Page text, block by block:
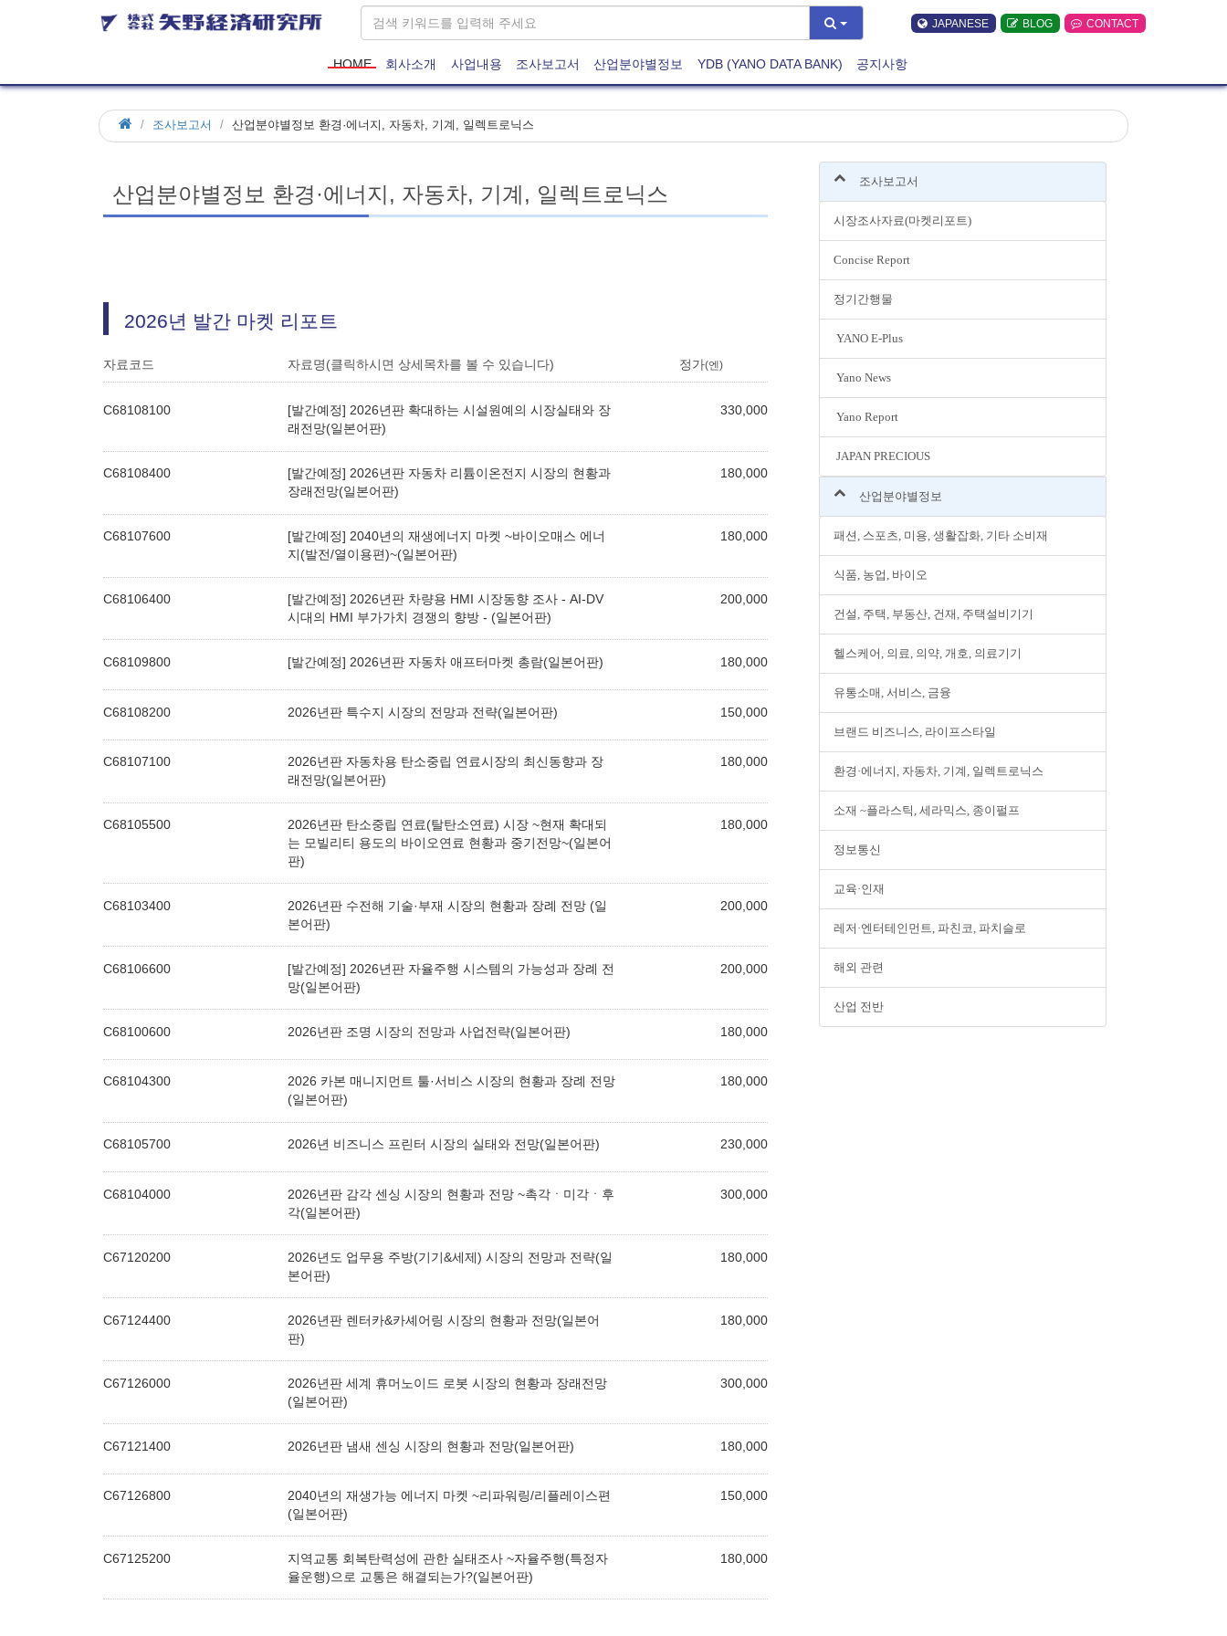
JAPANESE BLOG CONTACT
HOME 회사소개 사업내용 조사보고서 산업분야별정보 YDB (YANO DATA BANK) 공지사항
조사보고서 산업분야별정보 환경·에너지, 자동차, 기계, 일렉트로닉스
산업분야별정보 환경·에너지, 자동차, 기계, 일렉트로닉스
2026년 발간 마켓 리포트
자료코드 자료명(클릭하시면 상세목차를 볼 수 있습니다) 정가(엔)
C68108100
[발간예정] 2026년판 확대하는 시설원예의 시장실태와 장
래전망(일본어판)
330,000
C68108400
[발간예정] 2026년판 자동차 리튬이온전지 시장의 현황과
장래전망(일본어판)
180,000
C68107600
[발간예정] 2040년의 재생에너지 마켓 ~바이오매스 에너
지(발전/열이용편)~(일본어판)
180,000
C68106400
[발간예정] 2026년판 차량용 HMI 시장동향 조사 - AI‑DV
시대의 HMI 부가가치 경쟁의 향방 - (일본어판)
200,000
C68109800 [발간예정] 2026년판 자동차 애프터마켓 총람(일본어판) 180,000
C68108200 2026년판 특수지 시장의 전망과 전략(일본어판) 150,000
C68107100
2026년판 자동차용 탄소중립 연료시장의 최신동향과 장
래전망(일본어판)
180,000
C68105500
2026년판 탄소중립 연료(탈탄소연료) 시장 ~현재 확대되
는 모빌리티 용도의 바이오연료 현황과 중기전망~(일본어
판)
180,000
C68103400
2026년판 수전해 기술·부재 시장의 현황과 장례 전망 (일
본어판)
200,000
C68106600
[발간예정] 2026년판 자율주행 시스템의 가능성과 장례 전
망(일본어판)
200,000
C68100600 2026년판 조명 시장의 전망과 사업전략(일본어판) 180,000
C68104300
2026 카본 매니지먼트 툴·서비스 시장의 현황과 장례 전망
(일본어판)
180,000
C68105700 2026년 비즈니스 프린터 시장의 실태와 전망(일본어판) 230,000
C68104000
2026년판 감각 센싱 시장의 현황과 전망 ~촉각ㆍ미각ㆍ후
각(일본어판)
300,000
C67120200
2026년도 업무용 주방(기기&세제) 시장의 전망과 전략(일
본어판)
180,000
C67124400
2026년판 렌터카&카셰어링 시장의 현황과 전망(일본어
판)
180,000
C67126000
2026년판 세계 휴머노이드 로봇 시장의 현황과 장래전망
(일본어판)
300,000
C67121400 2026년판 냄새 센싱 시장의 현황과 전망(일본어판) 180,000
C67126800
2040년의 재생가능 에너지 마켓 ~리파워링/리플레이스편
(일본어판)
150,000
C67125200
지역교통 회복탄력성에 관한 실태조사 ~자율주행(특정자
율운행)으로 교통은 해결되는가?(일본어판)
180,000
조사보고서
시장조사자료(마켓리포트)
Concise Report
정기간행물
YANO E-Plus
Yano News
Yano Report
JAPAN PRECIOUS
산업분야별정보
패션, 스포츠, 미용, 생활잡화, 기타 소비재
식품, 농업, 바이오
건설, 주택, 부동산, 건재, 주택설비기기
헬스케어, 의료, 의약, 개호, 의료기기
유통소매, 서비스, 금융
브랜드 비즈니스, 라이프스타일
환경·에너지, 자동차, 기계, 일렉트로닉스
소재 ~플라스틱, 세라믹스, 종이펄프
정보통신
교육·인재
레저·엔터테인먼트, 파친코, 파치슬로
해외 관련
산업 전반